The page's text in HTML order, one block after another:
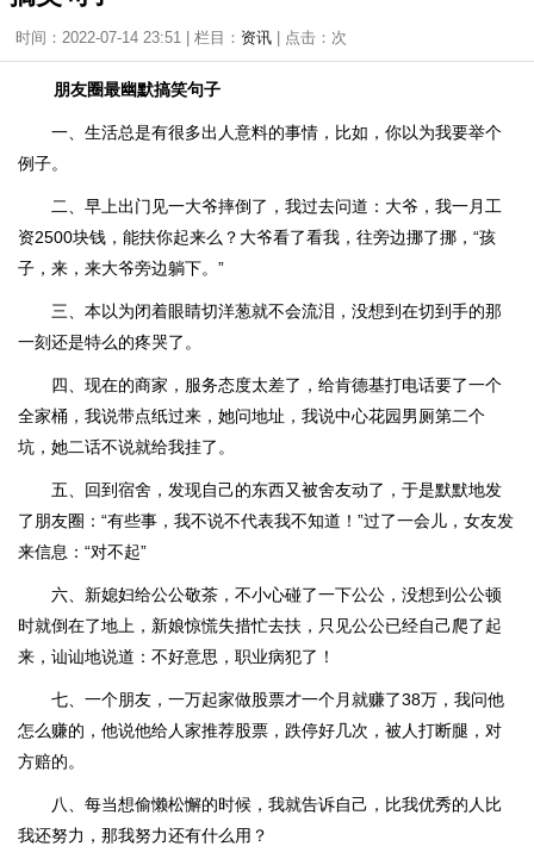
时间：2022-07-14 23:51 | 栏目： 资讯 | 点击： 次
朋友圈最幽默搞笑句子
一、生活总是有很多出人意料的事情，比如，你以为我要举个
例子。
二、早上出门见一大爷摔倒了，我过去问道：大爷，我一月工
资2500块钱，能扶你起来么？大爷看了看我，往旁边挪了挪，“孩
子，来，来大爷旁边躺下。”
三、本以为闭着眼睛切洋葱就不会流泪，没想到在切到手的那
一刻还是特么的疼哭了。
四、现在的商家，服务态度太差了，给肯德基打电话要了一个
全家桶，我说带点纸过来，她问地址，我说中心花园男厕第二个
坑，她二话不说就给我挂了。
五、回到宿舍，发现自己的东西又被舍友动了，于是默默地发
了朋友圈：“有些事，我不说不代表我不知道！”过了一会儿，女友发
来信息：“对不起”
六、新媳妇给公公敬茶，不小心碰了一下公公，没想到公公顿
时就倒在了地上，新娘惊慌失措忙去扶，只见公公已经自己爬了起
来，讪讪地说道：不好意思，职业病犯了！
七、一个朋友，一万起家做股票才一个月就赚了38万，我问他
怎么赚的，他说他给人家推荐股票，跌停好几次，被人打断腿，对
方赔的。
八、每当想偷懒松懈的时候，我就告诉自己，比我优秀的人比
我还努力，那我努力还有什么用？